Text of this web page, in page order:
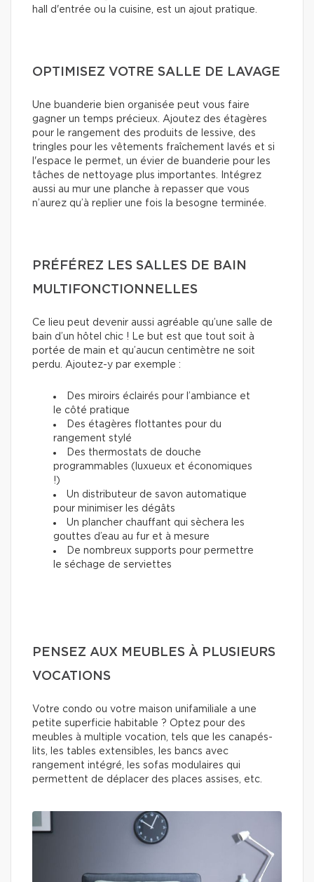
hall d'entrée ou la cuisine, est un ajout pratique.
OPTIMISEZ VOTRE SALLE DE LAVAGE
Une buanderie bien organisée peut vous faire
gagner un temps précieux. Ajoutez des étagères
pour le rangement des produits de lessive, des
tringles pour les vêtements fraîchement lavés et si
l'espace le permet, un évier de buanderie pour les
tâches de nettoyage plus importantes. Intégrez
aussi au mur une planche à repasser que vous
n’aurez qu’à replier une fois la besogne terminée.
PRÉFÉREZ LES SALLES DE BAIN
MULTIFONCTIONNELLES
Ce lieu peut devenir aussi agréable qu’une salle de
bain d’un hôtel chic ! Le but est que tout soit à
portée de main et qu’aucun centimètre ne soit
perdu. Ajoutez-y par exemple :
Des miroirs éclairés pour l’ambiance et
le côté pratique
Des étagères flottantes pour du
rangement stylé
Des thermostats de douche
programmables (luxueux et économiques
!)
Un distributeur de savon automatique
pour minimiser les dégâts
Un plancher chauffant qui sèchera les
gouttes d’eau au fur et à mesure
De nombreux supports pour permettre
le séchage de serviettes
PENSEZ AUX MEUBLES À PLUSIEURS
VOCATIONS
Votre condo ou votre maison unifamiliale a une
petite superficie habitable ? Optez pour des
meubles à multiple vocation, tels que les canapés-
lits, les tables extensibles, les bancs avec
rangement intégré, les sofas modulaires qui
permettent de déplacer des places assises, etc.